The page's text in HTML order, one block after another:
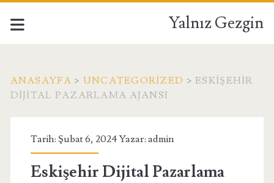
Yalnız Gezgin
ANASAYFA > UNCATEGORIZED >ESKIŞEHIR
DIJITAL PAZARLAMA AJANSI
Tarih: Şubat 6, 2024 Yazar: admin
Eskişehir Dijital Pazarlama